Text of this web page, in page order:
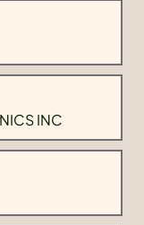
INC